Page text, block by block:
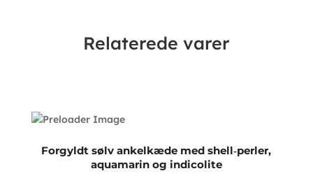
Relaterede varer
Forgyldt sølv ankelkæde med shell‑perler,
aquamarin og indicolite